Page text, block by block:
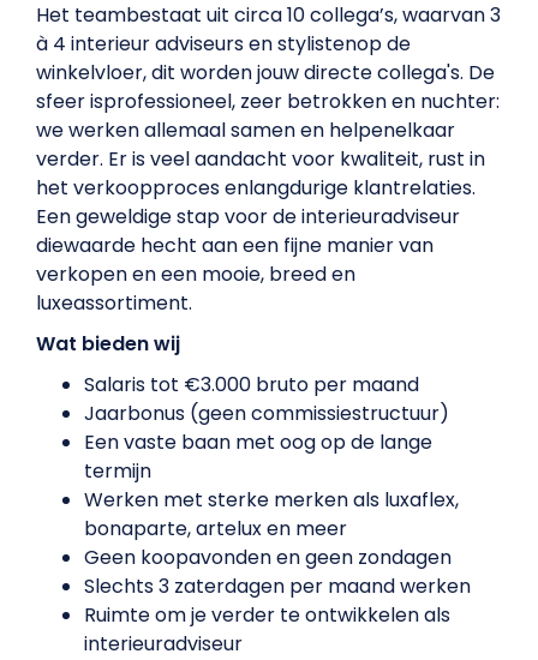
Het teambestaat uit circa 10 collega’s, waarvan 3
à 4 interieur adviseurs en stylistenop de
winkelvloer, dit worden jouw directe collega's. De
sfeer isprofessioneel, zeer betrokken en nuchter:
we werken allemaal samen en helpenelkaar
verder. Er is veel aandacht voor kwaliteit, rust in
het verkoopproces enlangdurige klantrelaties.
Een geweldige stap voor de interieuradviseur
diewaarde hecht aan een fijne manier van
verkopen en een mooie, breed en
luxeassortiment.
Wat bieden wij
Salaris tot €3.000 bruto per maand
Jaarbonus (geen commissiestructuur)
Een vaste baan met oog op de lange
termijn
Werken met sterke merken als luxaflex,
bonaparte, artelux en meer
Geen koopavonden en geen zondagen
Slechts 3 zaterdagen per maand werken
Ruimte om je verder te ontwikkelen als
interieuradviseur